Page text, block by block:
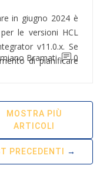
in giugno 2024 è
le versioni HCL
v11.0.x. Se
di pianificare
Bramati 0
MOSTRA PIÙ
ARTICOLI
PRECEDENTI